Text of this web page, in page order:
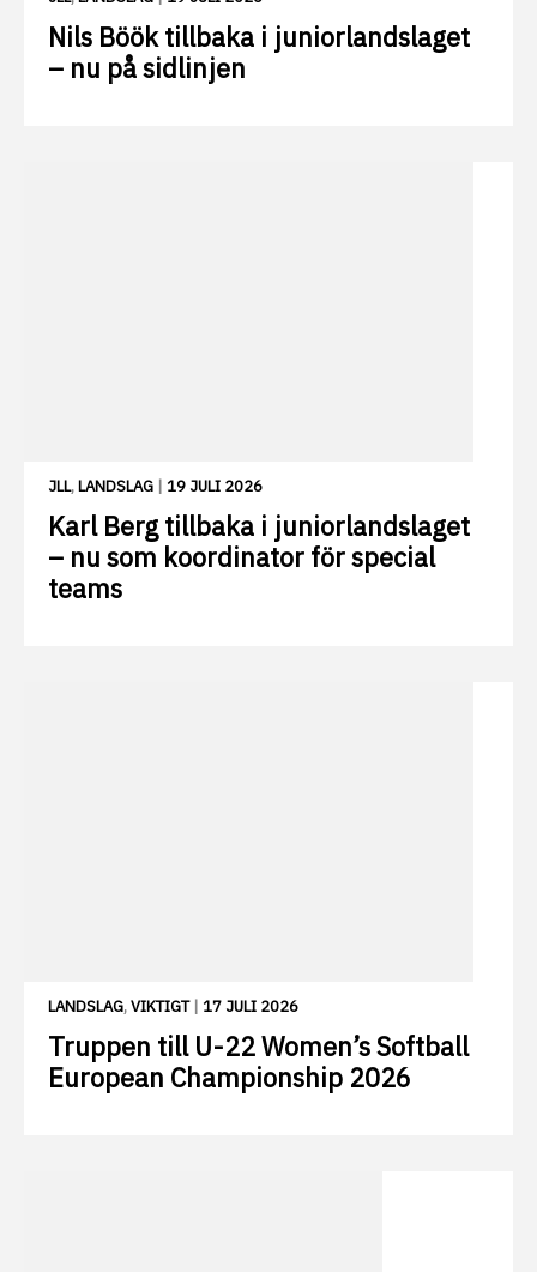
Nils Böök tillbaka i juniorlandslaget
– nu på sidlinjen
JLL,LANDSLAG | 19 JULI 2026
Karl Berg tillbaka i juniorlandslaget
– nu som koordinator för special
teams
LANDSLAG,VIKTIGT| 17 JULI 2026
Truppen till U-22 Women’s Softball
European Championship 2026